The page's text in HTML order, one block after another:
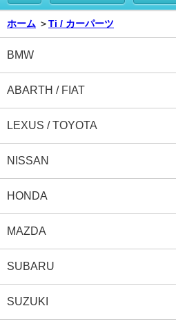
ホーム ＞Ti / カーパーツ
BMW
ABARTH / FIAT
LEXUS / TOYOTA
NISSAN
HONDA
MAZDA
SUBARU
SUZUKI